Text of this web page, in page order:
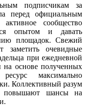
подписчикам за
перед официальным
сообщество
опытом и давать
площадок. Свежий
заметить очевидные
при ежедневной
на основе полученных
максимально
Коллективный разум
повышают шансы на